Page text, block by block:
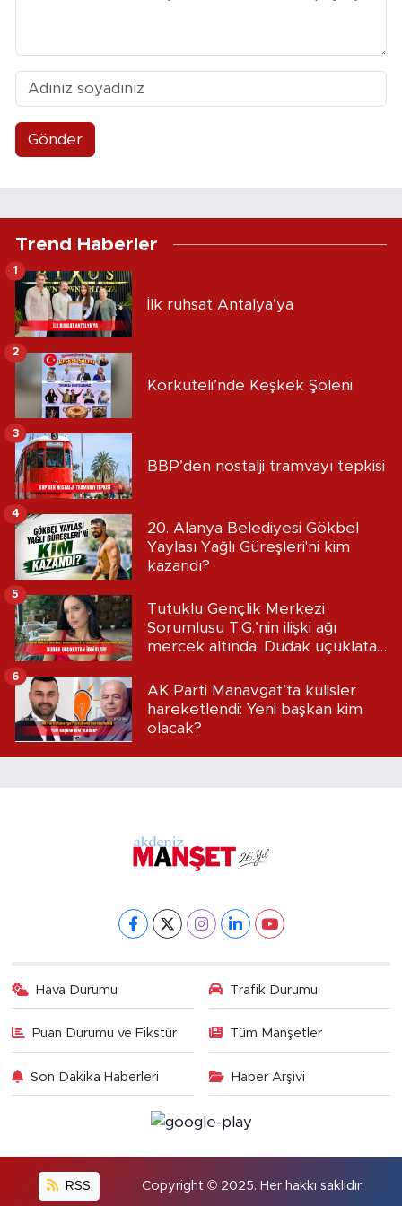
Gönder
Trend Haberler
İlk ruhsat Antalya’ya
1
Korkuteli’nde Keşkek Şöleni
2
BBP’den nostalji tramvayı tepkisi
3
20. Alanya Belediyesi Gökbel
Yaylası Yağlı Güreşleri'ni kim
kazandı?
4
Tutuklu Gençlik Merkezi
Sorumlusu T.G.’nin ilişki ağı
mercek altında: Dudak uçuklatan
5
AK Parti Manavgat’ta kulisler
hareketlendi: Yeni başkan kim
olacak?
6
Hava Durumu Trafik Durumu
Puan Durumu ve Fikstür Tüm Manşetler
Son Dakika Haberleri Haber Arşivi
RSS Copyright © 2025. Her hakkı saklıdır.